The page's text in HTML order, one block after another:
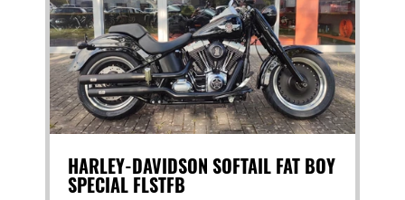
HARLEY-DAVIDSON SOFTAIL FAT BOY
SPECIAL FLSTFB